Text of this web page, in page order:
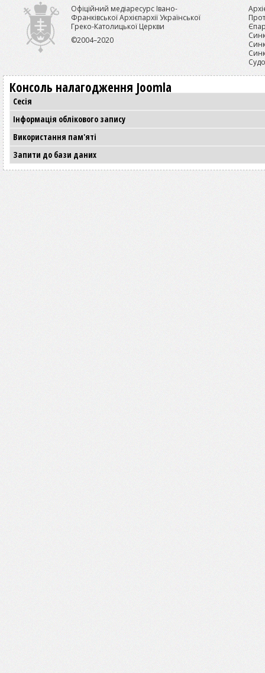
Офіційний медіаресурс Івано-
Франківської Архієпархії Української
Греко-Католицької Церкви
©2004–2020
Консоль налагодження Joomla
Сесія
Інформація облікового запису
Використання пам'яті
Запити до бази даних